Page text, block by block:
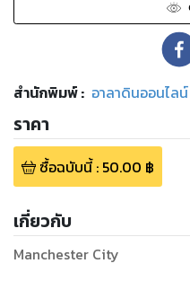
สำนักพิมพ์: อาลาดินออนไล
ราคา
ซื้อฉบับนี้: 50.00 ฿
เกี่ยวกับ
Manchester City